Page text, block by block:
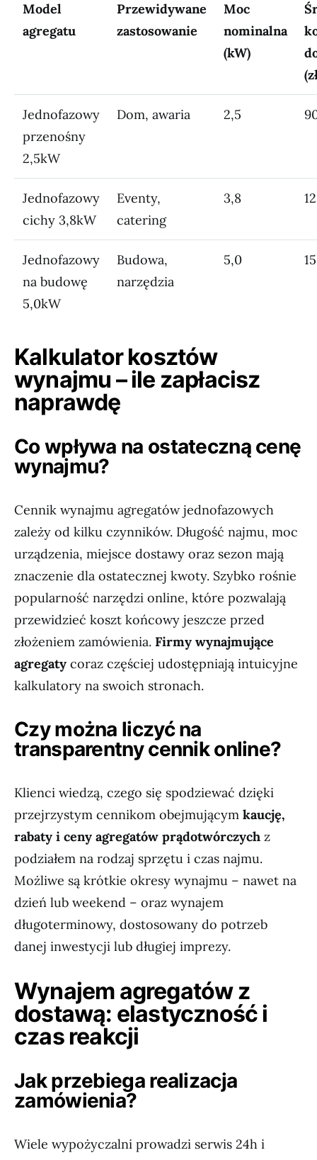
Model
agregatu
Przewidywane
zastosowanie
Moc
nominalna
(kW)
Jednofazowy
przenośny
2,5kW
Dom, awaria 2,5
Jednofazowy
cichy 3,8kW
Eventy,
catering
3,8
Jednofazowy
na budowę
5,0kW
Budowa,
narzędzia
5,0
Kalkulator kosztów
wynajmu – ile zapłacisz
naprawdę
Co wpływa na ostateczną cenę
wynajmu?
Cennik wynajmu agregatów jednofazowych
zależy od kilku czynników. Długość najmu, moc
urządzenia, miejsce dostawy oraz sezon mają
znaczenie dla ostatecznej kwoty. Szybko rośnie
popularność narzędzi online, które pozwalają
przewidzieć koszt końcowy jeszcze przed
złożeniem zamówienia. Firmy wynajmujące
agregaty coraz częściej udostępniają intuicyjne
kalkulatory na swoich stronach.
Czy można liczyć na
transparentny cennik online?
Klienci wiedzą, czego się spodziewać dzięki
przejrzystym cennikom obejmującym kaucję,
rabaty i ceny agregatów prądotwórczych z
podziałem na rodzaj sprzętu i czas najmu.
Możliwe są krótkie okresy wynajmu – nawet na
dzień lub weekend – oraz wynajem
długoterminowy, dostosowany do potrzeb
danej inwestycji lub długiej imprezy.
Wynajem agregatów z
dostawą: elastyczność i
czas reakcji
Jak przebiega realizacja
zamówienia?
Wiele wypożyczalni prowadzi serwis 24h i